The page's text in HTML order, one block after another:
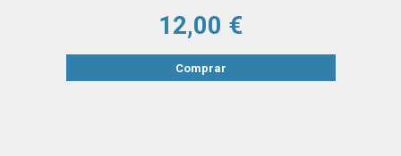
12,00 €
Comprar